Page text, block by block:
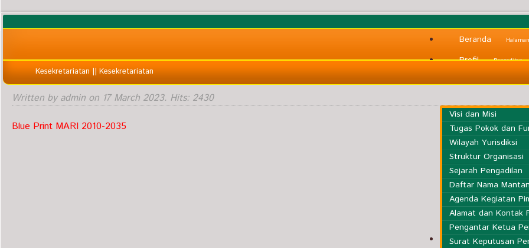
Beranda
Profil Pengadilan
Visi dan Misi
Tugas Pokok dan
Wilayah Yurisdiksi
Struktur Organisasi
Sejarah Pengadilan
Daftar Nama
Agenda Kegiatan
Alamat dan Kontak
Pengantar Ketua
Surat Keputusan
Informasi Umum
Kesekretariatan || Kesekretariatan
Written by admin on 17 March 2023. Hits: 2430
Blue Print MARI 2010-2035